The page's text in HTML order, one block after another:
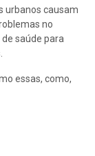
urbanos causam
no
saúde para
essas, como,